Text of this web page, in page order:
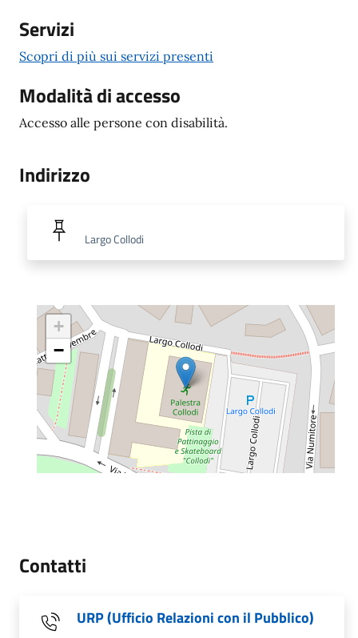
Servizi
Scopri di più sui servizi presenti
Modalità di accesso
Accesso alle persone con disabilità.
Indirizzo
Largo Collodi
+
−
Contatti
URP (Ufficio Relazioni con il Pubblico)